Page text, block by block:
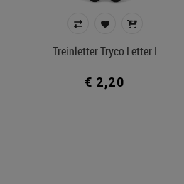
Treinletter Tryco Letter I
€ 2,20